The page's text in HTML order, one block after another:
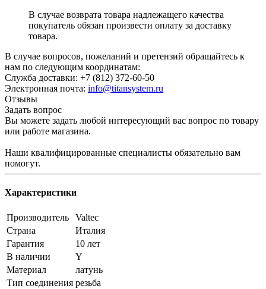
В случае возврата товара надлежащего качества
покупатель обязан произвести оплату за доставку
товара.
В случае вопросов, пожеланий и претензий обращайтесь к
нам по следующим координатам:
Служба доставки: +7 (812) 372-60-50
Электронная почта: info@titansystem.ru
Отзывы
Задать вопрос
Вы можете задать любой интересующий вас вопрос по товару
или работе магазина.
Наши квалифицированные специалисты обязательно вам
помогут.
Характеристики
Производитель
Valtec
Страна
Италия
Гарантия
10 лет
В наличии
Y
Материал
латунь
Тип соединения резьба